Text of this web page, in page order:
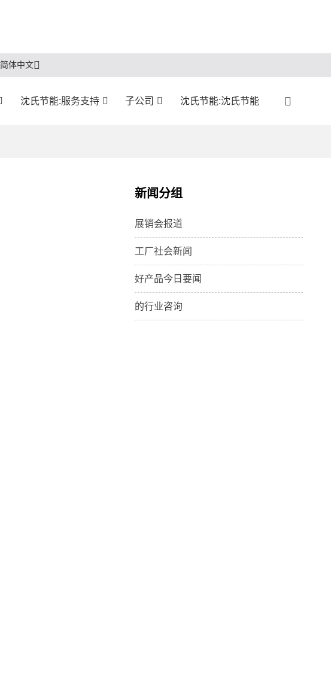
简体中文
沈氏节能:服务支持 子公司 沈氏节能:沈氏节能
新闻分组
展销会报道
工厂社会新闻
好产品今日要闻
的行业咨询